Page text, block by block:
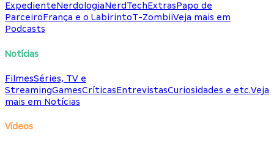
ExpedienteNerdologiaNerdTechExtrasPapo de
ParceiroFrança e o LabirintoT-ZombiiVeja mais em
Podcasts
Notícias
FilmesSéries, TV e
StreamingGamesCríticasEntrevistasCuriosidades e etc.Veja
mais em Notícias
Vídeos